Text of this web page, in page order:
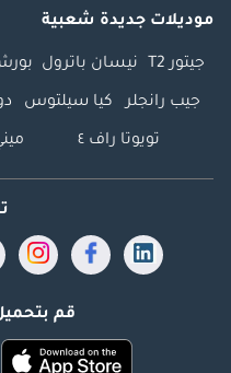
موديلات جديدة شعبية
جيتور T2 نيسان باترول بورش
جيب رانجلر كيا سيلتوس
تويوتا راف ٤
قم